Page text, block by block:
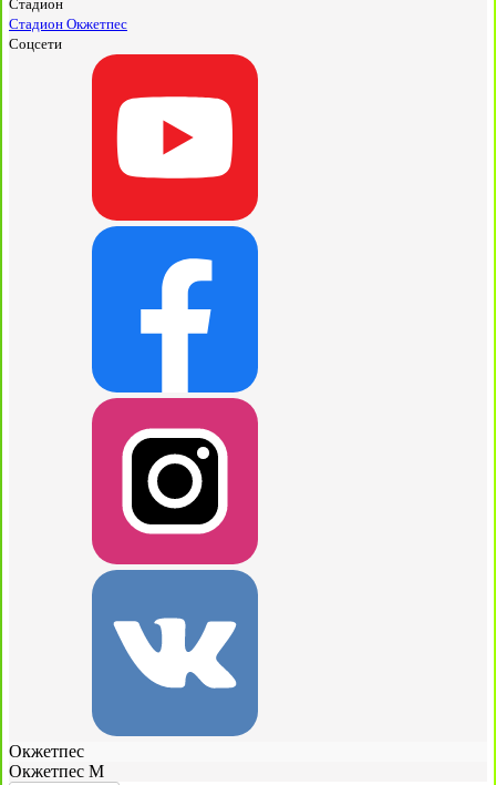
Стадион
Стадион Окжетпес
Соцсети
Окжетпес
Окжетпес М